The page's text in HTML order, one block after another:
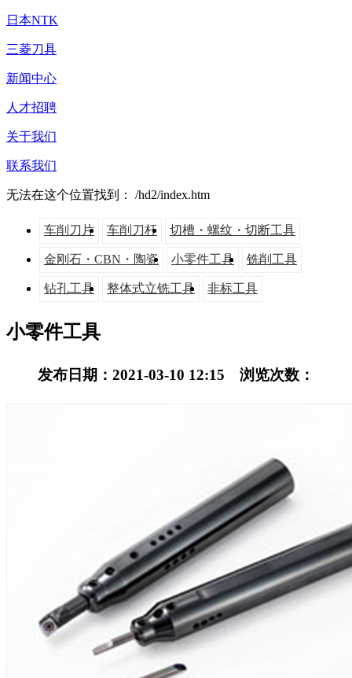
日本NTK
三菱刀具
新闻中心
人才招聘
关于我们
联系我们
无法在这个位置找到： /hd2/index.htm
车削刀片 车削刀杆 切槽・螺纹・切断工具
金刚石・CBN・陶瓷 小零件工具 铣削工具
钻孔工具 整体式立铣工具 非标工具
小零件工具
发布日期：2021-03-10 12:15 浏览次数：